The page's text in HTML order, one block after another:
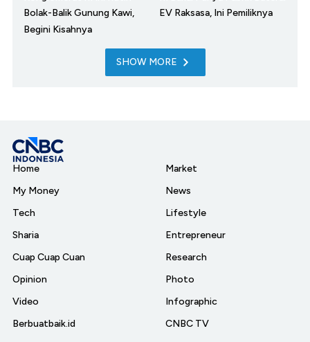
Bolak-Balik Gunung Kawi,
Begini Kisahnya
EV Raksasa, Ini Pemiliknya
SHOW MORE
Home
My Money
Tech
Sharia
Cuap Cuap Cuan
Opinion
Video
Berbuatbaik.id
Market
News
Lifestyle
Entrepreneur
Research
Photo
Infographic
CNBC TV